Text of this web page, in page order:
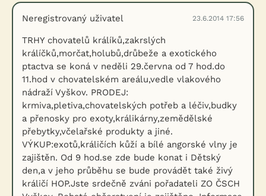
Neregistrovaný uživatel 23.6.2014 17:56
TRHY chovatelů králíků,zakrslých
králíčků,morčat,holubů,drůbeže a exotického
ptactva se koná v neděli 29.června od 7 hod.do
11.hod v chovatelském areálu,vedle vlakového
nádraží Vyškov. PRODEJ:
krmiva,pletiva,chovatelských potřeb a léčiv,budky
a přenosky pro exoty,králikárny,zemědělské
přebytky,včelařské produkty a jiné.
VÝKUP:exotů,králičích kůží a bílé angorské vlny je
zajištěn. Od 9 hod.se zde bude konat i Dětský
den,a v jeho průběhu se bude provádět také živý
králičí HOP.Jste srdečně zváni pořadateli ZO ČSCH